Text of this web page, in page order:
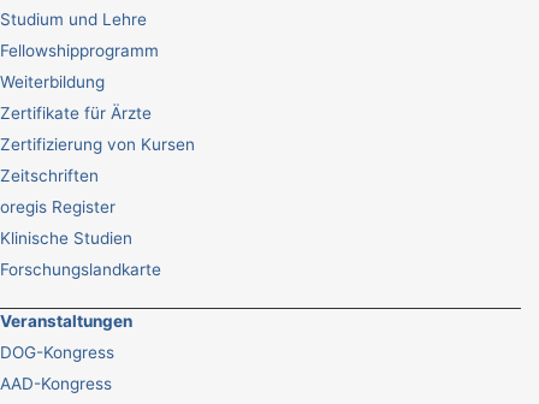
Studium und Lehre
Fellowshipprogramm
Weiterbildung
Zertifikate für Ärzte
Zertifizierung von Kursen
Zeitschriften
oregis Register
Klinische Studien
Forschungslandkarte
Veranstaltungen
DOG-Kongress
AAD-Kongress